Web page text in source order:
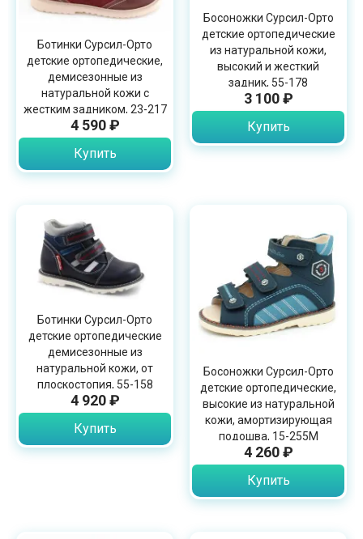
Ботинки Сурсил-Орто
детские ортопедические,
демисезонные из
натуральной кожи с
жестким задником, 23-217
4 590 ₽
Купить
Босоножки Сурсил-Орто
детские ортопедические
из натуральной кожи,
высокий и жесткий
задник, 55-178
3 100 ₽
Купить
Ботинки Сурсил-Орто
детские ортопедические
демисезонные из
натуральной кожи, от
плоскостопия, 55-158
4 920 ₽
Купить
Босоножки Сурсил-Орто
детские ортопедические,
высокие из натуральной
кожи, амортизирующая
подошва, 15-255M
4 260 ₽
Купить